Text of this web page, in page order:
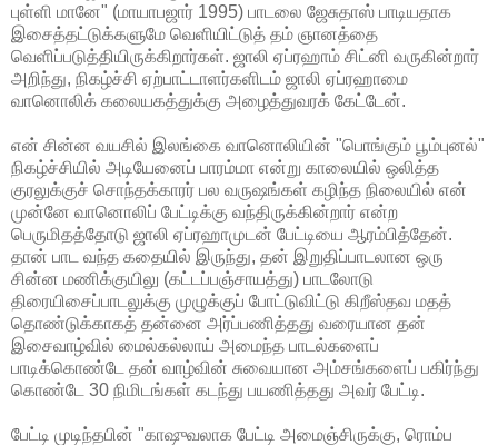
புள்ளி மானே" (மாயாபஜார் 1995) பாடலை ஜேசுதாஸ் பாடியதாக
இசைத்தட்டுக்களுமே வெளியிட்டுத் தம் ஞானத்தை
வெளிப்படுத்தியிருக்கிறார்கள். ஜாலி ஏப்ரஹாம் சிட்னி வருகின்றார்
அறிந்து, நிகழ்ச்சி ஏற்பாட்டாளர்களிடம் ஜாலி ஏப்ரஹாமை
வானொலிக் கலையகத்துக்கு அழைத்துவரக் கேட்டேன்.
என் சின்ன வயசில் இலங்கை வானொலியின் "பொங்கும் பூம்புனல்"
நிகழ்ச்சியில் அடியேனைப் பாரம்மா என்று காலையில் ஒலித்த
குரலுக்குச் சொந்தக்காரர் பல வருஷங்கள் கழிந்த நிலையில் என்
முன்னே வானொலிப் பேட்டிக்கு வந்திருக்கின்றார் என்ற
பெருமிதத்தோடு ஜாலி ஏப்ரஹாமுடன் பேட்டியை ஆரம்பித்தேன்.
தான் பாட வந்த கதையில் இருந்து, தன் இறுதிப்பாடலான ஒரு
சின்ன மணிக்குயிலு (கட்டப்பஞ்சாயத்து) பாடலோடு
திரையிசைப்பாடலுக்கு முழுக்குப் போட்டுவிட்டு கிறீஸ்தவ மதத்
தொண்டுக்காகத் தன்னை அர்ப்பணித்தது வரையான தன்
இசைவாழ்வில் மைல்கல்லாய் அமைந்த பாடல்களைப்
பாடிக்கொண்டே தன் வாழ்வின் சுவையான அம்சங்களைப் பகிர்ந்து
கொண்டே 30 நிமிடங்கள் கடந்து பயணித்தது அவர் பேட்டி.
பேட்டி முடிந்தபின் "காஷுவலாக பேட்டி அமைஞ்சிருக்கு, ரொம்ப